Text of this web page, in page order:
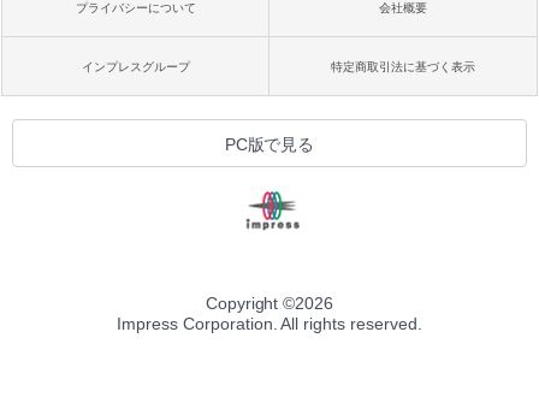
プライバシーについて 会社概要
インプレスグループ 特定商取引法に基づく表示
PC版で見る
Copyright ©2026
Impress Corporation. All rights reserved.